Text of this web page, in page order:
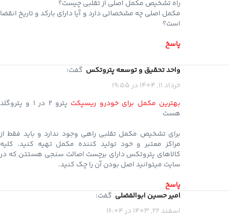
راه تشخیص مکمل اصلی از تقلبی چیست؟
مکمل اصلی چه مشخصاتی دارد و آیا دارای بارکد و تاریخ انقضا
است؟
پاسخ
واحد تحقیق و توسعه پتروتکس گفت:
خرداد 11, 1404 در 19:55
بهترین مکمل برای خودرو ریسپکت
پترو 2 در 1 و پتروگلد
هست
برای تشخیص مکمل تقلبی راهی وجود ندارد و باید فقط از
مراکز معتبر و خود تولید کننده مکمل تهیه کنید. کلیه
کالاهای پتروتکس دارای برچست اصالت سنجی هستتن که در
سایت میتوانید اصل بودن آن را چک کنید.
پاسخ
امیر حسین ابوالفضلی گفت:
اسفند 22, 1403 در 16:04